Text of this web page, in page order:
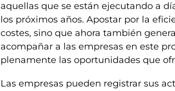
aquellas que se están ejecutando a
los próximos años. Apostar por la
costes, sino que ahora también
acompañar a las empresas en este
plenamente las oportunidades que
Las empresas pueden registrar sus